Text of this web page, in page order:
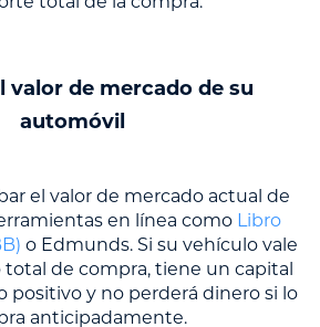
valor de mercado de su
automóvil
el valor de mercado actual de
en línea como Libro
o Edmunds. Si su vehículo vale
total de compra, tiene un capital
positivo y no perderá dinero si lo
anticipadamente.